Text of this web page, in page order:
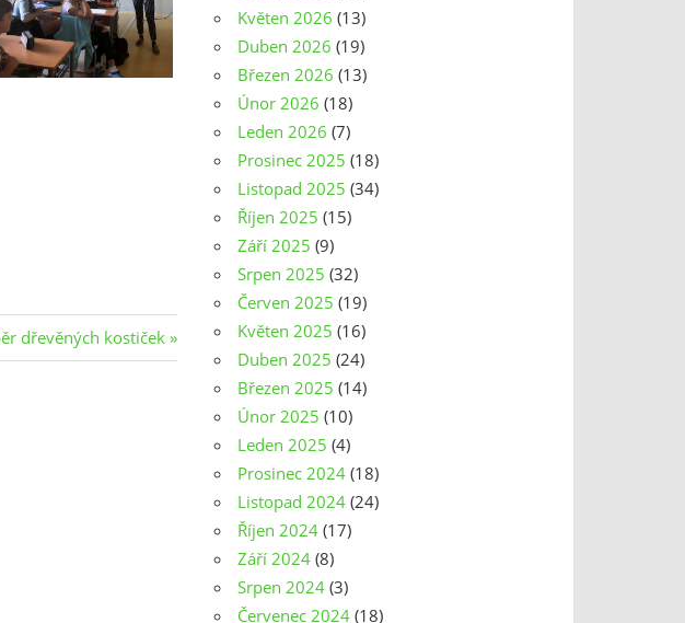
dřevěných kostiček
Květen 2026 (13)
Duben 2026 (19)
Březen 2026 (13)
Únor 2026 (18)
Leden 2026 (7)
Prosinec 2025 (18)
Listopad 2025 (34)
Říjen 2025 (15)
Září 2025 (9)
Srpen 2025 (32)
Červen 2025 (19)
Květen 2025 (16)
Duben 2025 (24)
Březen 2025 (14)
Únor 2025 (10)
Leden 2025 (4)
Prosinec 2024 (18)
Listopad 2024 (24)
Říjen 2024 (17)
Září 2024 (8)
Srpen 2024 (3)
Červenec 2024 (18)